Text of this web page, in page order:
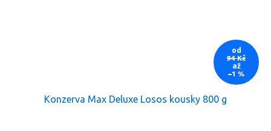
od
94 Kč
až
–1 %
Konzerva Max Deluxe Losos kousky 800 g